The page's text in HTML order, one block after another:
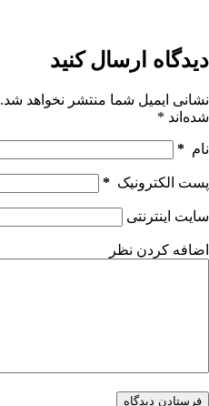
دیدگاه ارسال کنید
نشانی ایمیل شما منتشر نخواهد شد.
شده‌اند *
نام *
پست الکترونیک *
سایت اینترنتی
اضافه کردن نظر
فرستادن دیدگاه